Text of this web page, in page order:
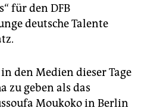
für den DFB
deutsche Talente
den Medien dieser Tage
zu geben als das
Moukoko in Berlin